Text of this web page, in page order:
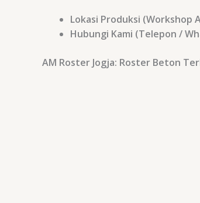
Lokasi Produksi (Workshop
Hubungi Kami (Telepon /
AM Roster Jogja: Roster Beton